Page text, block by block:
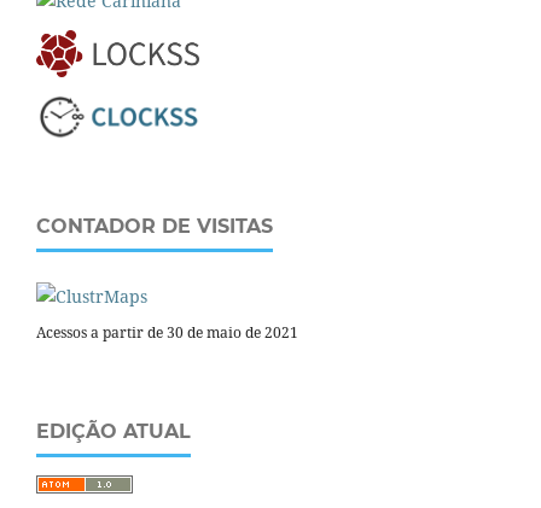
CONTADOR DE VISITAS
Acessos a partir de 30 de maio de 2021
EDIÇÃO ATUAL